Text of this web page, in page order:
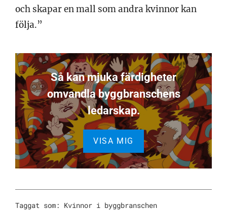
och skapar en mall som andra kvinnor kan
följa.”
Så kan mjuka färdigheter
omvandla byggbranschens
ledarskap.
VISA MIG
Taggat som: Kvinnor i byggbranschen